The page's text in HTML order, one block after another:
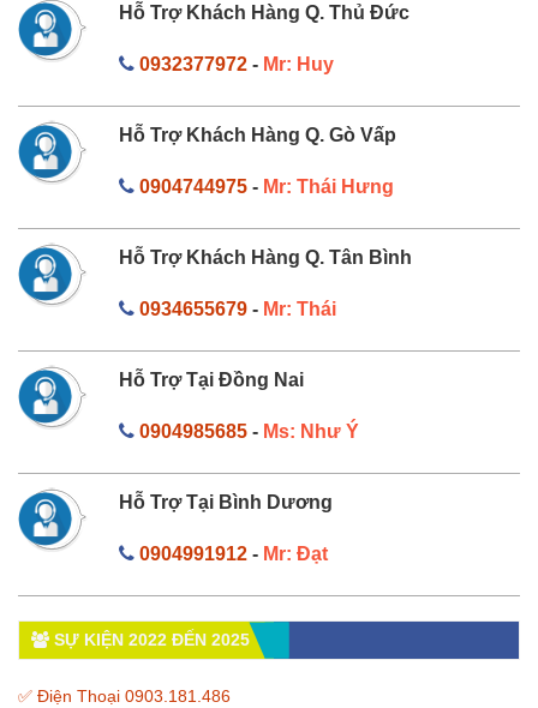
Hỗ Trợ Khách Hàng Q. Thủ Đức
0932377972- Mr: Huy
Hỗ Trợ Khách Hàng Q. Gò Vấp
0904744975- Mr: Thái Hưng
Hỗ Trợ Khách Hàng Q. Tân Bình
0934655679- Mr: Thái
Hỗ Trợ Tại Đồng Nai
0904985685- Ms: Như Ý
Hỗ Trợ Tại Bình Dương
0904991912- Mr: Đạt
SỰ KIỆN 2022 ĐẾN 2025
✅ Điện Thoại 0903.181.486